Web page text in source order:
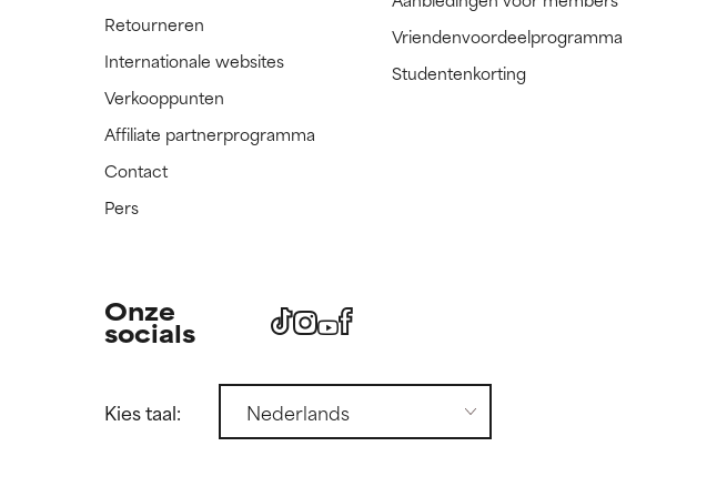
Retourneren
Internationale websites
Verkooppunten
Affiliate partnerprogramma
Contact
Pers
Vriendenvoordeelprogramma
Studentenkorting
Onze
socials
Kies taal: